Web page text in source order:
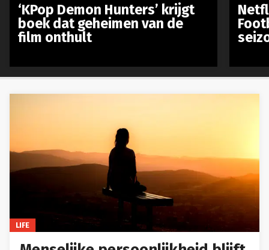
LIFE
‘KPop Demon Hunters’ krijgt
boek dat geheimen van de
film onthult